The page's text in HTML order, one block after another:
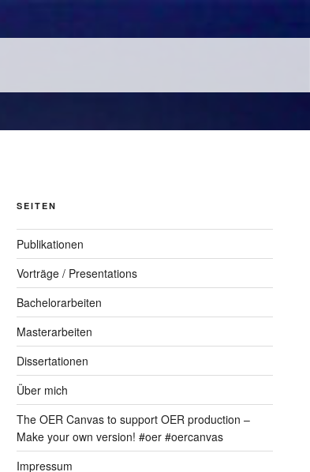
SEITEN
Publikationen
Vorträge / Presentations
Bachelorarbeiten
Masterarbeiten
Dissertationen
Über mich
The OER Canvas to support OER production –
Make your own version! #oer #oercanvas
Impressum